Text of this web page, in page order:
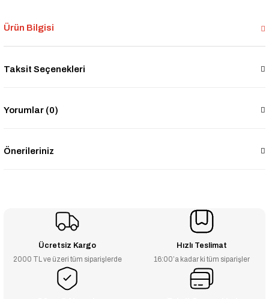
Ürün Bilgisi
Taksit Seçenekleri
Yorumlar (0)
Önerileriniz
Ücretsiz Kargo
2000 TL ve üzeri tüm siparişlerde
Hızlı Teslimat
16:00’a kadar ki tüm siparişler